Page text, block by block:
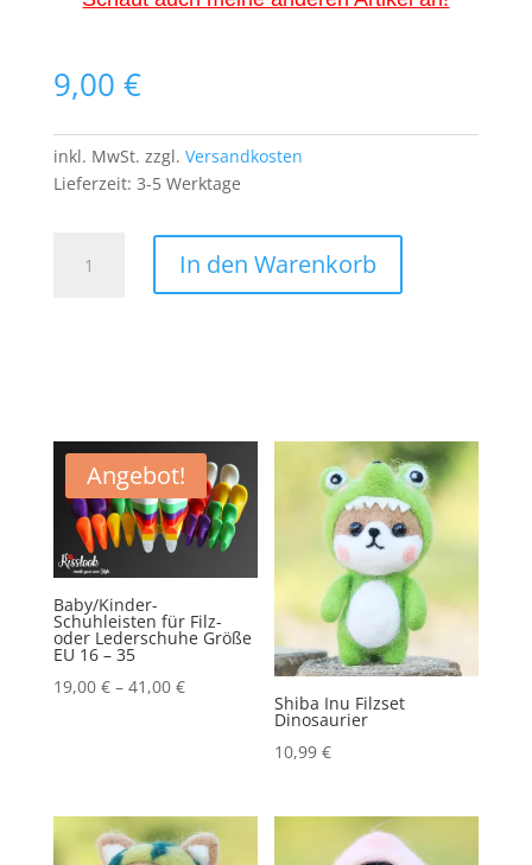
9,00 €
inkl. MwSt. zzgl. Versandkosten
Lieferzeit: 3-5 Werktage
White
Heisenberg
Serie
Drogen
Menge
In den Warenkorb
Angebot!
Baby/Kinder-
Schuhleisten für Filz-
oder Lederschuhe Größe
EU 16 – 35
19,00 €– 41,00 €
Shiba Inu Filzset
Dinosaurier
10,99€